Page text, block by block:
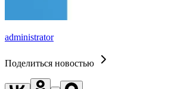
administrator
Поделиться новостью